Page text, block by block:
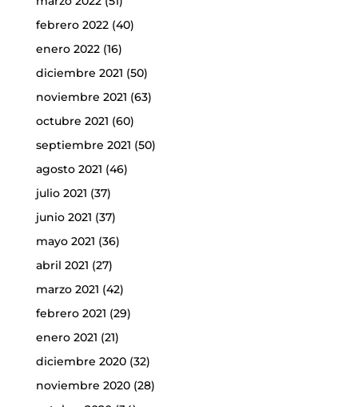
febrero 2022(40)
enero 2022(16)
diciembre 2021 (50)
noviembre 2021 (63)
octubre 2021 (60)
septiembre 2021 (50)
agosto 2021 (46)
julio 2021 (37)
junio 2021 (37)
mayo 2021 (36)
abril 2021 (27)
marzo 2021 (42)
febrero 2021 (29)
enero 2021 (21)
diciembre 2020(32)
noviembre 2020(28)